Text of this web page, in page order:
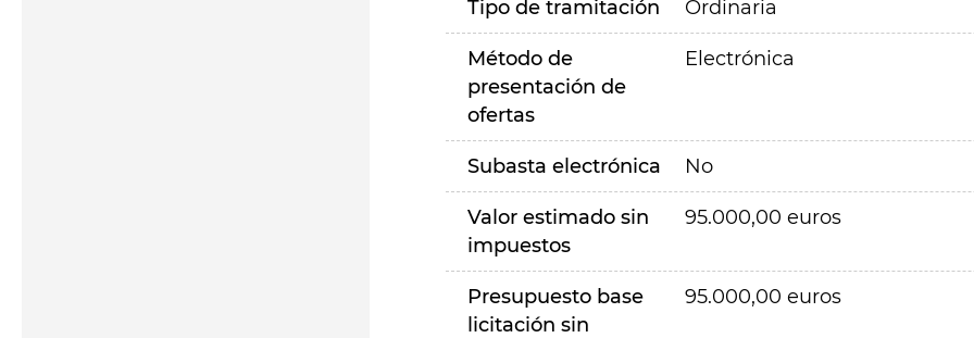
Tipo de tramitación Ordinaria
Método de
presentación de
ofertas
Electrónica
Subasta electrónica No
Valor estimado sin
impuestos
95.000,00 euros
Presupuesto base
licitación sin
95.000,00 euros